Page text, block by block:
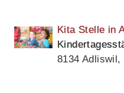
Kita Stelle in
8134